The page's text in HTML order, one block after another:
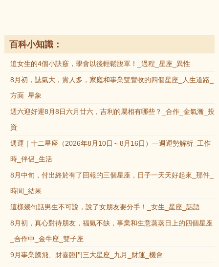
百科小知識：
追女生的4個小訣竅，學會以後輕鬆脫單！_過程_星座_異性
8月初，誌氣大，貴人多，家庭和事業雙豐收的四個星座_人生道路_
方面_星象
週六迎好運8月8日六月廿六，吉利的屬相有哪些？_合作_金氣漸_投
資
週運｜十二星座（2026年8月10日～8月16日）一週運勢解析_工作
時_伴侶_生活
8月中旬，付出終於有了回報的三個星座，日子一天天好起來_那件_
時間_結果
這樣幾句話男生不可說，說了女朋友要分手！_女生_星座_話語
8月初，真心對待朋友，福氣不缺，事業和生意蒸蒸日上的四個星座
_合作中_金牛座_雙子座
9月事業騰飛、財喜臨門三大星座_九月_財運_機會